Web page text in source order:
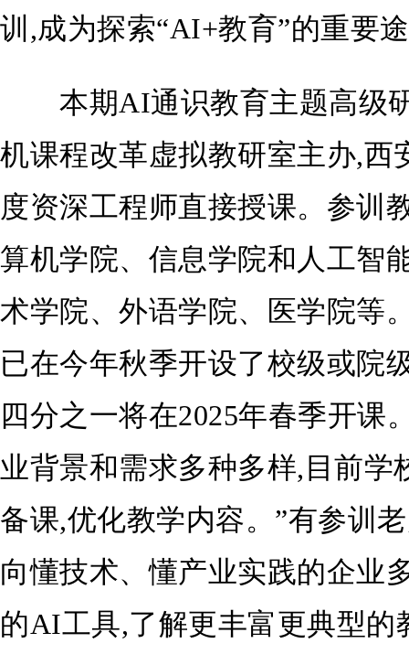
训,成为探索“AI+教育”的重要
本期AI通识教育主题高级
机课程改革虚拟教研室主办,西
度资深工程师直接授课。参训
算机学院、信息学院和人工智
术学院、外语学院、医学院等
已在今年秋季开设了校级或院
四分之一将在2025年春季开课
业背景和需求多种多样,目前学
备课,优化教学内容。”有参训
向懂技术、懂产业实践的企业
的AI工具,了解更丰富更典型的